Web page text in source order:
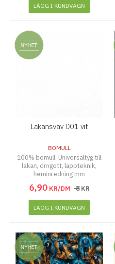
LÄGG I KUNDVAGN
Lakansväv 001 vit
BOMULL
100% bomull. Universaltyg till
lakan, örngott, lappteknik,
heminredning mm
6,90 KR/DM 8KR
LÄGG I KUNDVAGN